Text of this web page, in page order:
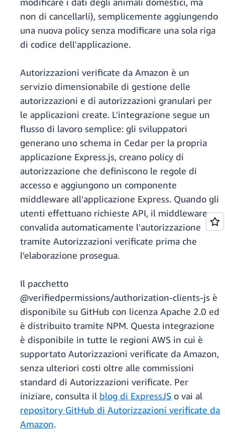
non di cancellarli), semplicemente aggiungendo
una nuova policy senza modificare una sola riga
di codice dell'applicazione.
Autorizzazioni verificate da Amazon è un
servizio dimensionabile di gestione delle
autorizzazioni e di autorizzazioni granulari per
le applicazioni create. L'integrazione segue un
flusso di lavoro semplice: gli sviluppatori
generano uno schema in Cedar per la propria
applicazione Express.js, creano policy di
autorizzazione che definiscono le regole di
accesso e aggiungono un componente
middleware all'applicazione Express. Quando gli
utenti effettuano richieste API, il middleware
convalida automaticamente l'autorizzazione
tramite Autorizzazioni verificate prima che
l'elaborazione prosegua.
Il pacchetto
@verifiedpermissions/authorization-clients-js è
disponibile su GitHub con licenza Apache 2.0 ed
è distribuito tramite NPM. Questa integrazione
è disponibile in tutte le regioni AWS in cui è
supportato Autorizzazioni verificate da Amazon,
senza ulteriori costi oltre alle commissioni
standard di Autorizzazioni verificate. Per
iniziare, consulta il blog di ExpressJS o vai al
repository GitHub di Autorizzazioni verificate da
Amazon.